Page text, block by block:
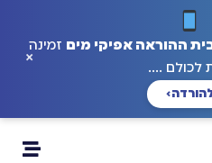
ההוראה אפיקי מים זמינה
לכולם ....
›
×